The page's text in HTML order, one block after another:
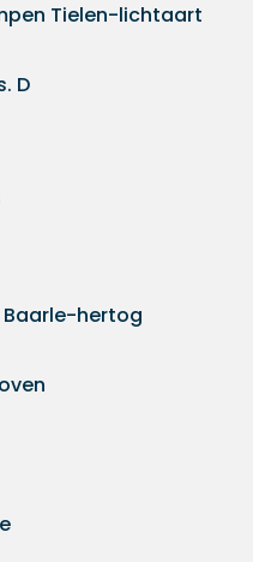
Tielen-lichtaart
D
Baarle-hertog